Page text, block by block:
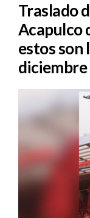
Traslado
Acapulco
estos son
diciembre